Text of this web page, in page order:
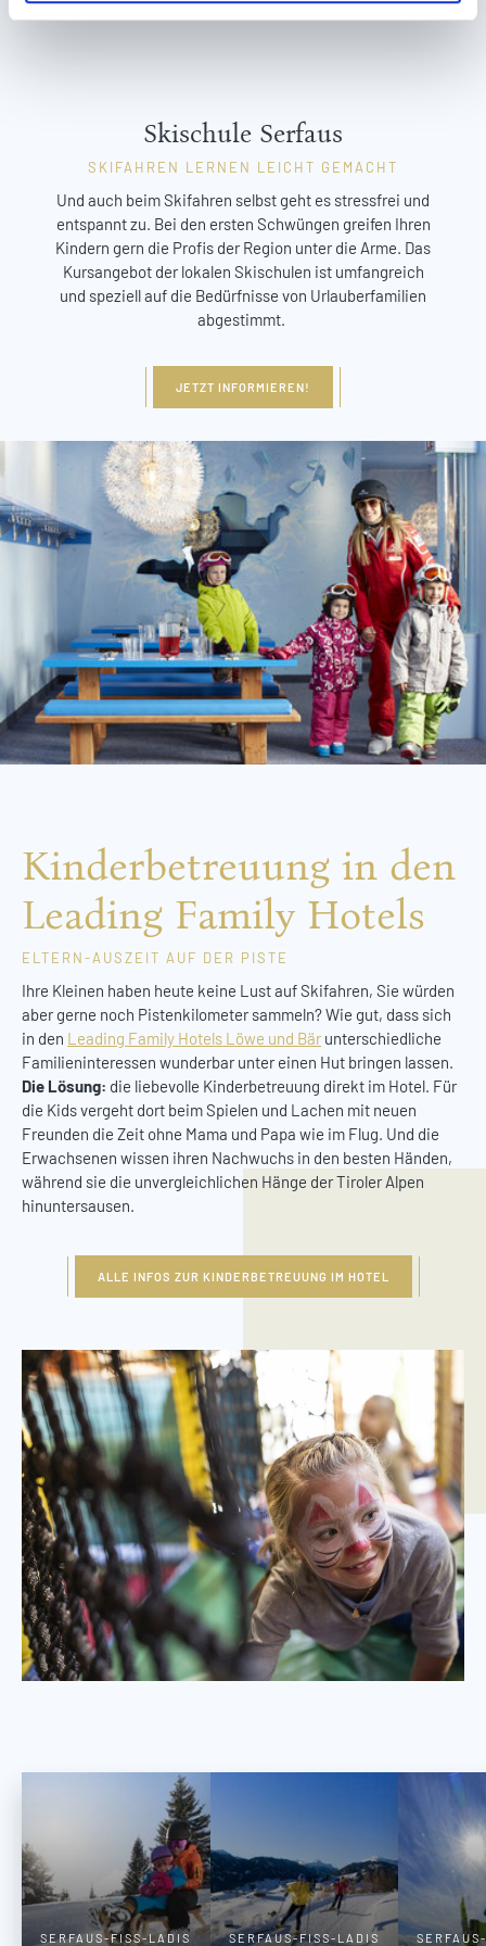
Skischule Serfaus
SKIFAHREN LERNEN LEICHT GEMACHT
Und auch beim Skifahren selbst geht es stressfrei und
entspannt zu. Bei den ersten Schwüngen greifen Ihren
Kindern gern die Profis der Region unter die Arme. Das
Kursangebot der lokalen Skischulen ist umfangreich
und speziell auf die Bedürfnisse von Urlauberfamilien
abgestimmt.
JETZT INFORMIEREN!
Kinderbetreuung in den
Leading Family Hotels
ELTERN-AUSZEIT AUF DER PISTE
Ihre Kleinen haben heute keine Lust auf Skifahren, Sie würden
aber gerne noch Pistenkilometer sammeln? Wie gut, dass sich
in den Leading Family Hotels Löwe und Bär unterschiedliche
Familieninteressen wunderbar unter einen Hut bringen lassen.
Die Lösung: die liebevolle Kinderbetreuung direkt im Hotel. Für
die Kids vergeht dort beim Spielen und Lachen mit neuen
Freunden die Zeit ohne Mama und Papa wie im Flug. Und die
Erwachsenen wissen ihren Nachwuchs in den besten Händen,
während sie die unvergleichlichen Hänge der Tiroler Alpen
hinuntersausen.
ALLE INFOS ZUR KINDERBETREUUNG IM HOTEL
SERFAUS-FISS-LADIS SERFAUS-FISS-LADIS